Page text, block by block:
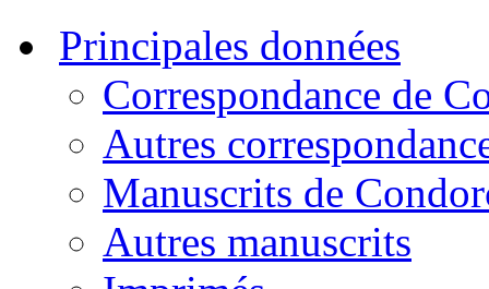
Principales données
Correspondance de
Autres
Manuscrits de
Autres manuscrits